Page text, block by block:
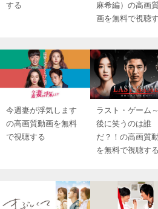
する
麻希編）の高画
画を無料で視聴
今週妻が浮気します
の高画質動画を無料
で視聴する
ラスト・ゲーム
後に笑うのは誰
だ？！の高画質
を無料で視聴する